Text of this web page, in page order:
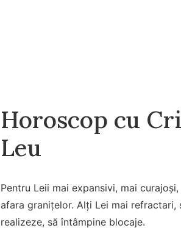
Horoscop cu
Leu
Pentru Leii mai expansivi, mai
afara graniţelor. Alți Lei mai
realizeze, să întâmpine blocaje.